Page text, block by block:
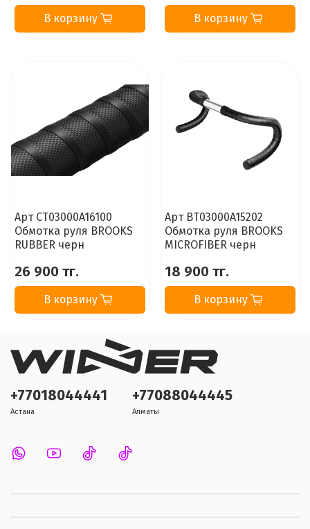
В корзину В корзину
Арт CT03000A16100
Обмотка руля BROOKS
RUBBER черн
26 900 тг.
В корзину
Арт BT03000A15202
Обмотка руля BROOKS
MICROFIBER черн
18 900 тг.
В корзину
+77018044441
Астана
+77088044445
Алматы